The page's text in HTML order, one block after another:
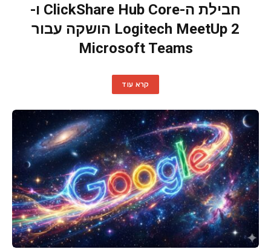
חבילת ה-ClickShare Hub Core ו-
Logitech MeetUp 2 הושקה עבור
Microsoft Teams
קרא עוד